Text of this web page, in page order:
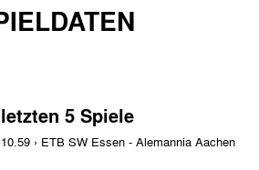
5 Spiele
› ETB SW Essen - Alemannia Aachen